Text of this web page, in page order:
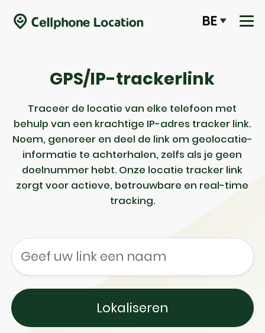
BE
GPS/IP-trackerlink
Traceer de locatie van elke telefoon met
behulp van een krachtige IP-adres tracker link.
Noem, genereer en deel de link om geolocatie-
informatie te achterhalen, zelfs als je geen
doelnummer hebt. Onze locatie tracker link
zorgt voor actieve, betrouwbare en real-time
tracking.
Lokaliseren